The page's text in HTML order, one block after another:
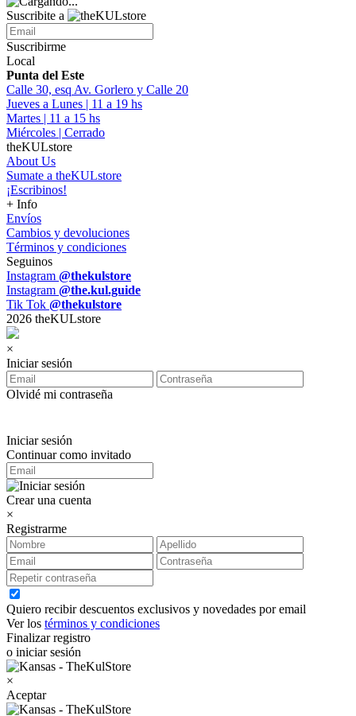
Suscribite a
Suscribirme
Local
Punta del Este
Calle 30, esq Av. Gorlero y Calle 20
Jueves a Lunes | 11 a 19 hs
Martes | 11 a 15 hs
Miércoles | Cerrado
theKULstore
About Us
Sumate a theKULstore
¡Escribinos!
+ Info
Envíos
Cambios y devoluciones
Términos y condiciones
Seguinos
Instagram @thekulstore
Instagram @the.kul.guide
Tik Tok @thekulstore
2026 theKULstore
×
Iniciar sesión
Olvidé mi contraseña
Iniciar sesión
Continuar como invitado
Crear una cuenta
×
Registrarme
Quiero recibir descuentos exclusivos y novedades por email
Ver los términos y condiciones
Finalizar registro
o iniciar sesión
×
Aceptar